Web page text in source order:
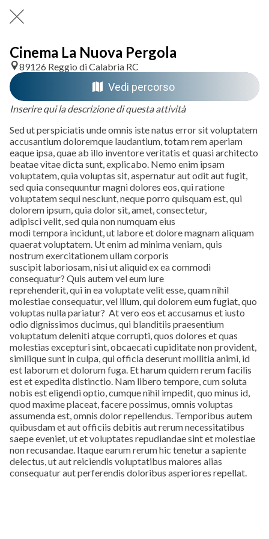
Cinema La Nuova Pergola
89126 Reggio di Calabria RC
Vedi percorso
Inserire qui la descrizione di questa attività
Sed ut perspiciatis unde omnis iste natus error sit voluptatem
accusantium doloremque laudantium, totam rem aperiam
eaque ipsa, quae ab illo inventore veritatis et quasi architecto
beatae vitae dicta sunt, explicabo. Nemo enim ipsam
voluptatem, quia voluptas sit, aspernatur aut odit aut fugit,
sed quia consequuntur magni dolores eos, qui ratione
voluptatem sequi nesciunt, neque porro quisquam est, qui
dolorem ipsum, quia dolor sit, amet, consectetur,
adipisci velit, sed quia non numquam eius
modi tempora incidunt, ut labore et dolore magnam aliquam
quaerat voluptatem. Ut enim ad minima veniam, quis
nostrum exercitationem ullam corporis
suscipit laboriosam, nisi ut aliquid ex ea commodi
consequatur? Quis autem vel eum iure
reprehenderit, qui in ea voluptate velit esse, quam nihil
molestiae consequatur, vel illum, qui dolorem eum fugiat, quo
voluptas nulla pariatur? At vero eos et accusamus et iusto
odio dignissimos ducimus, qui blanditiis praesentium
voluptatum deleniti atque corrupti, quos dolores et quas
molestias excepturi sint, obcaecati cupiditate non provident,
similique sunt in culpa, qui officia deserunt mollitia animi, id
est laborum et dolorum fuga. Et harum quidem rerum facilis
est et expedita distinctio. Nam libero tempore, cum soluta
nobis est eligendi optio, cumque nihil impedit, quo minus id,
quod maxime placeat, facere possimus, omnis voluptas
assumenda est, omnis dolor repellendus. Temporibus autem
quibusdam et aut officiis debitis aut rerum necessitatibus
saepe eveniet, ut et voluptates repudiandae sint et molestiae
non recusandae. Itaque earum rerum hic tenetur a sapiente
delectus, ut aut reiciendis voluptatibus maiores alias
consequatur aut perferendis doloribus asperiores repellat.